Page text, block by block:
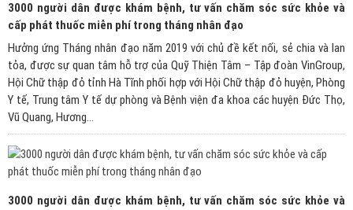
3000 người dân được khám bệnh, tư vấn chăm sóc sức khỏe và
cấp phát thuốc miễn phí trong tháng nhân đạo
Hưởng ứng Tháng nhân đạo năm 2019 với chủ đề kết nối, sẻ chia và lan
tỏa, được sự quan tâm hỗ trợ của Quỹ Thiện Tâm – Tập đoàn VinGroup,
Hội Chữ thập đỏ tỉnh Hà Tĩnh phối hợp với Hội Chữ thập đỏ huyện, Phòng
Y tế, Trung tâm Y tế dự phòng và Bệnh viện đa khoa các huyện Đức Thọ,
Vũ Quang, Hương...
3000 người dân được khám bệnh, tư vấn chăm sóc sức khỏe và